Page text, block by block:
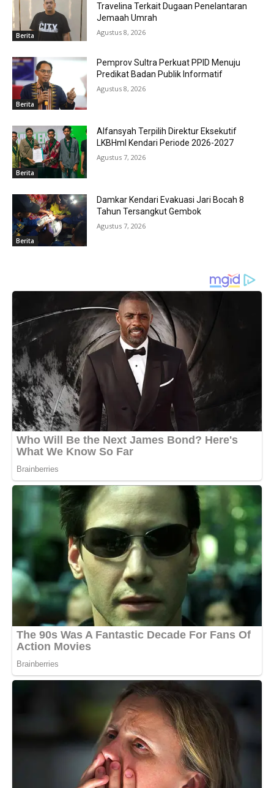
Berita
Travelina Terkait Dugaan Penelantaran
Jemaah Umrah
Agustus 8, 2026
Berita
Pemprov Sultra Perkuat PPID Menuju
Predikat Badan Publik Informatif
Agustus 8, 2026
Berita
Alfansyah Terpilih Direktur Eksekutif
LKBHmI Kendari Periode 2026-2027
Agustus 7, 2026
Berita
Damkar Kendari Evakuasi Jari Bocah 8
Tahun Tersangkut Gembok
Agustus 7, 2026